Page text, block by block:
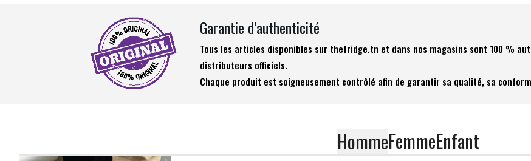
Garantie d’authenticité
Tous les articles disponibles sur thefridge.tn et dans nos magasins sont 100 %
distributeurs officiels.
Chaque produit est soigneusement contrôlé afin de garantir sa qualité, sa
HommeFemmeEnfant